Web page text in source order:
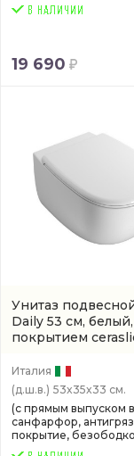
19 690
Унитаз
Daily 53 см,
покрытием
Италия
(д.ш.в.) 53x35x33 см.
(с прямым выпуском
санфарфор,
покрытие,